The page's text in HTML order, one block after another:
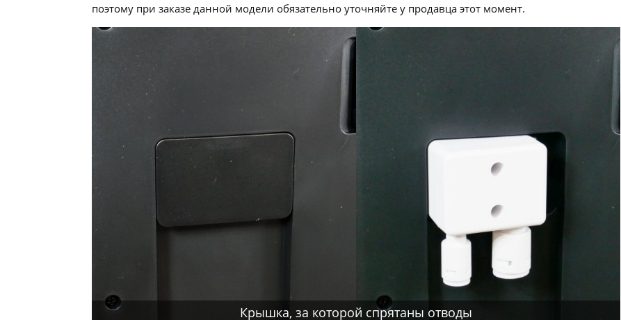
поэтому при заказе данной модели обязательно уточняйте у продавца этот момент.
Крышка, за которой спрятаны отводы